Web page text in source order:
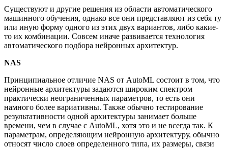
Существуют и другие решения из области автоматического
машинного обучения, однако все они представляют из себя ту
или иную форму одного из этих двух вариантов, либо какие-
то их комбинации. Совсем иначе развивается технология
автоматического подбора нейронных архитектур.
NAS
Принципиальное отличие NAS от AutoML состоит в том, что
нейронные архитектуры задаются широким спектром
практически неограниченных параметров, то есть они
намного более вариативны. Также обычно тестирование
результативности одной архитектуры занимает больше
времени, чем в случае с AutoML, хотя это и не всегда так. К
параметрам, определяющим нейронную архитектуру, обычно
относят число слоев определенного типа, их размеры, связи